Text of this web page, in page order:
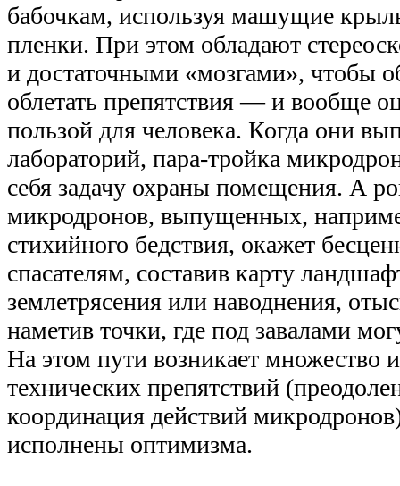
бабочкам, используя машущие
пленки. При этом обладают
и достаточными «мозгами», чтобы
облетать препятствия — и вообще
пользой для человека. Когда они
лабораторий, пара-тройка
себя задачу охраны помещения. А
микродронов, выпущенных,
стихийного бедствия, окажет
спасателям, составив карту
землетрясения или наводнения,
наметив точки, где под завалами
На этом пути возникает множество
технических препятствий
координация действий
исполнены оптимизма.